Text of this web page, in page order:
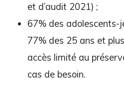
et d’audit 2021) ;
67% des
77% des 25 ans et
accès limité au
cas de besoin.